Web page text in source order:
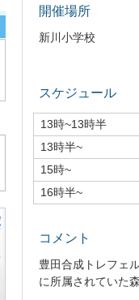
開催場所
新川小学校
スケジュール
13時~13時半
13時半~
15時~
16時半~
コメント
豊田合成トレフェ
に所属されていた